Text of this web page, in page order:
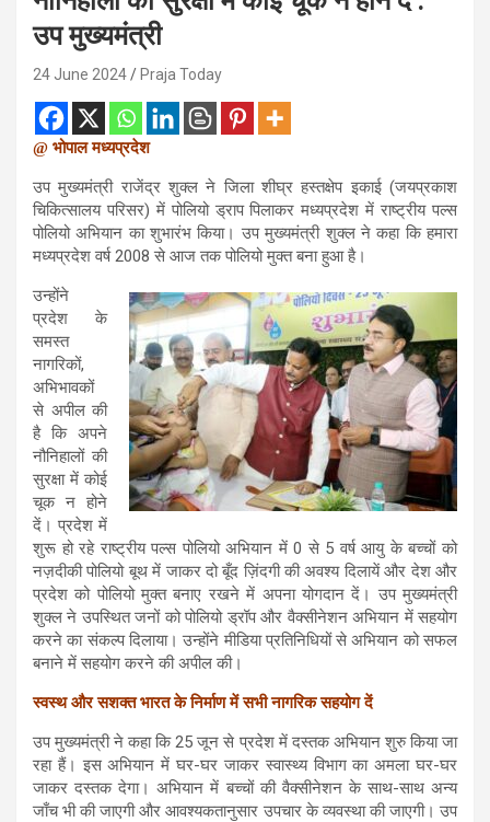
उप मुख्यमंत्री
24 June 2024 Praja Today
@ भोपाल मध्यप्रदेश
उप मुख्यमंत्री राजेंद्र शुक्ल ने जिला शीघ्र हस्तक्षेप इकाई (जयप्रकाश
चिकित्सालय परिसर) में पोलियो ड्राप पिलाकर मध्यप्रदेश में राष्ट्रीय पल्स
पोलियो अभियान का शुभारंभ किया। उप मुख्यमंत्री शुक्ल ने कहा कि हमारा
मध्यप्रदेश वर्ष 2008 से आज तक पोलियो मुक्त बना हुआ है।
उन्होंने
प्रदेश के
समस्त
नागरिकों,
अभिभावकों
से अपील की
है कि अपने
नौनिहालों की
सुरक्षा में कोई
चूक न होने
दें। प्रदेश में
शुरू हो रहे राष्ट्रीय पल्स पोलियो अभियान में 0 से 5 वर्ष आयु के बच्चों को
नज़दीकी पोलियो बूथ में जाकर दो बूँद ज़िंदगी की अवश्य दिलायें और देश और
प्रदेश को पोलियो मुक्त बनाए रखने में अपना योगदान दें। उप मुख्यमंत्री
शुक्ल ने उपस्थित जनों को पोलियो ड्रॉप और वैक्सीनेशन अभियान में सहयोग
करने का संकल्प दिलाया। उन्होंने मीडिया प्रतिनिधियों से अभियान को सफल
बनाने में सहयोग करने की अपील की।
स्वस्थ और सशक्त भारत के निर्माण में सभी नागरिक सहयोग दें
उप मुख्यमंत्री ने कहा कि 25 जून से प्रदेश में दस्तक अभियान शुरु किया जा
रहा हैं। इस अभियान में घर-घर जाकर स्वास्थ्य विभाग का अमला घर-घर
जाकर दस्तक देगा। अभियान में बच्चों की वैक्सीनेशन के साथ-साथ अन्य
जाँच भी की जाएगी और आवश्यकतानुसार उपचार के व्यवस्था की जाएगी। उप